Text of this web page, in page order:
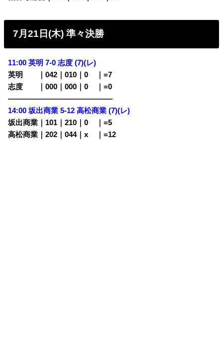
7月21日(木) 準々決勝
11:00 英明 7-0 志度 (7)(レ)
英明
｜042｜010｜0
｜=7
志度
｜000｜000｜0
｜=0
——————————————
14:00 坂出商業 5-12 高松商業 (7)(レ)
坂出商業｜101｜210｜0
｜=5
高松商業｜202｜044｜x
｜=12